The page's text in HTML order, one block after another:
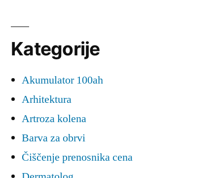
Kategorije
Akumulator 100ah
Arhitektura
Artroza kolena
Barva za obrvi
Čiščenje prenosnika cena